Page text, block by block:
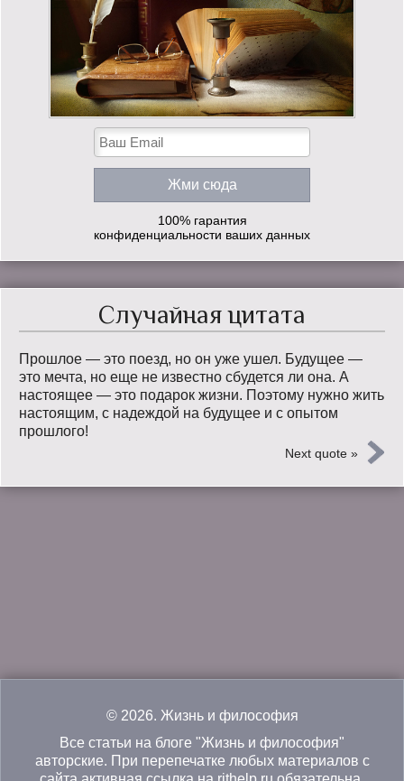
100% гарантия
конфиденциальности ваших данных
Случайная цитата
Прошлое — это поезд, но он уже ушел. Будущее —
это мечта, но еще не известно сбудется ли она. А
настоящее — это подарок жизни. Поэтому нужно жить
настоящим, с надеждой на будущее и с опытом
прошлого!
Next quote »
© 2026. Жизнь и философия
Все статьи на блоге "Жизнь и философия"
авторские. При перепечатке любых материалов с